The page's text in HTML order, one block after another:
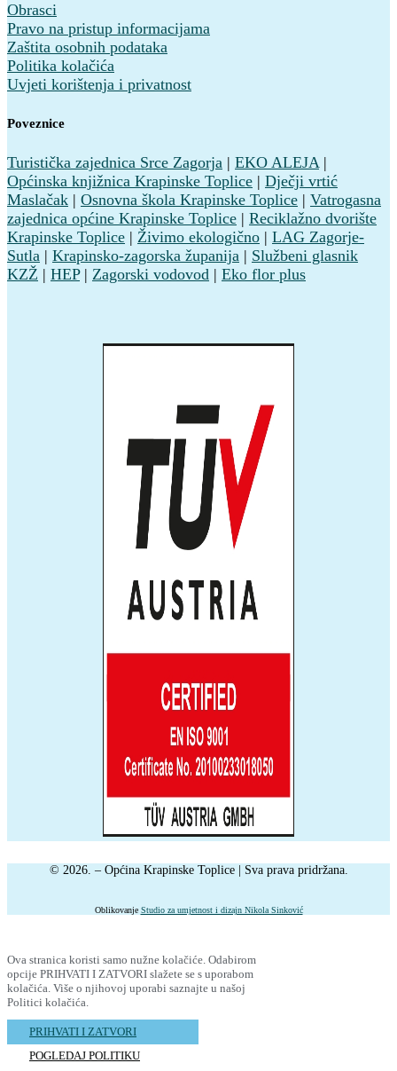
Obrasci
Pravo na pristup informacijama
Zaštita osobnih podataka
Politika kolačića
Uvjeti korištenja i privatnost
Poveznice
Turistička zajednica Srce Zagorja | EKO ALEJA|
Općinska knjižnica Krapinske Toplice | Dječji vrtić
Maslačak | Osnovna škola Krapinske Toplice | Vatrogasna
zajednica općine Krapinske Toplice | Reciklažno dvorište
Krapinske Toplice | Živimo ekologično | LAG Zagorje-
Sutla | Krapinsko-zagorska županija | Službeni glasnik
KZŽ | HEP| Zagorski vodovod | Eko flor plus
© 2026. – Općina Krapinske Toplice | Sva prava pridržana.
Oblikovanje Studio za umjetnost i dizajn Nikola Sinković
Ova stranica koristi samo nužne kolačiće. Odabirom
opcije PRIHVATI I ZATVORI slažete se s uporabom
kolačića. Više o njihovoj uporabi saznajte u našoj
Politici kolačića.
PRIHVATI I ZATVORI
POGLEDAJ POLITIKU